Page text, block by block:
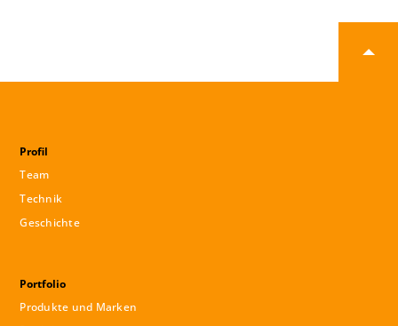
Profil
Team
Technik
Geschichte
Portfolio
Produkte und Marken